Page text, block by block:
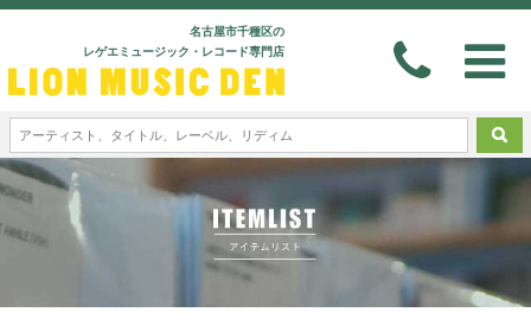
名古屋市千種区の
レゲエミュージック・レコード専門店